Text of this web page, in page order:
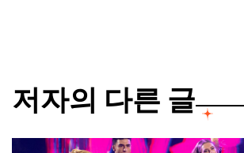
저자의 다른 글